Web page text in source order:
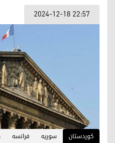
2024-12-18 22:57
کوردستان سوریه فرانسه